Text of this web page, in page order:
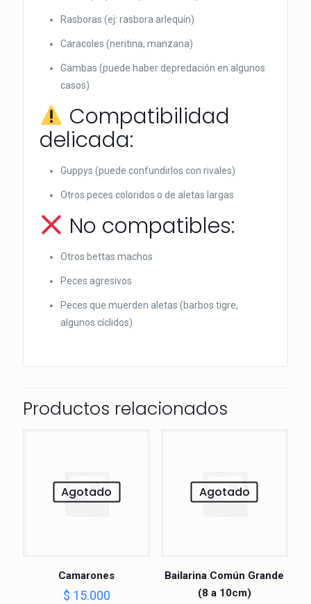
Rasboras (ej: rasbora arlequín)
Caracoles (neritina, manzana)
Gambas (puede haber depredación en algunos
casos)
Compatibilidad
delicada:
Guppys (puede confundirlos con rivales)
Otros peces coloridos o de aletas largas
No compatibles:
Otros bettas machos
Peces agresivos
Peces que muerden aletas (barbos tigre,
algunos cíclidos)
Productos relacionados
Agotado
Camarones
$ 15.000
Agotado
Bailarina Común Grande
(8 a 10cm)